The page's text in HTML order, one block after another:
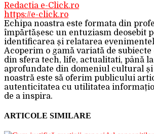
Redactia e-Click.ro
https://e-click.ro
Echipa noastra este formata din
împărtășesc un entuziasm deosebit
identificarea și relatarea
Acoperim o gamă variată de
din sfera tech, life, actualitati, până
aprofundate din domeniul cultural
noastră este să oferim publicului
autenticitatea cu utilitatea
de a inspira.
ARTICOLE SIMILARE